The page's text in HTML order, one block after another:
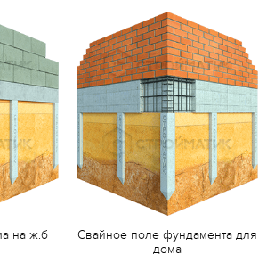
на ж.б
Свайное поле фундамента для
дома